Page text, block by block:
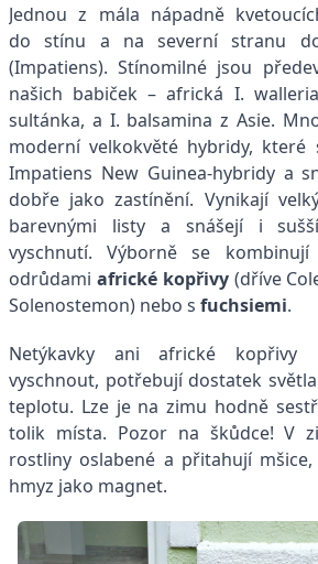
Jednou z mála nápadně
do stínu a na severní stranu
(Impatiens). Stínomilné jsou
našich babiček – africká I.
sultánka, a I. balsamina z Asie.
moderní velkokvěté hybridy, které
Impatiens New Guinea-hybridy a
dobře jako zastínění. Vynikají
barevnými listy a snášejí i
vyschnutí. Výborně se
odrůdami africké kopřivy(dříve
Solenostemon) nebo s fuchsiemi.
Netýkavky ani africké kopřivy
vyschnout, potřebují dostatek
teplotu. Lze je na zimu hodně
tolik místa. Pozor na škůdce! V
rostliny oslabené a přitahují
hmyz jako magnet.